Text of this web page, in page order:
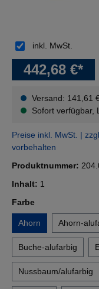
442,68 €*
Versand: 141,61
Sofort verfügbar,
inkl. MwSt.
Preise inkl. MwSt. |
vorbehalten
Produktnummer:
Inhalt: 1
Farbeauswählen
Ahorn Ahorn-
Buche-alufarbig
Nussbaum/alufarbig